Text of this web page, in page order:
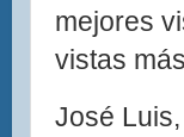
mejores
vistas
José